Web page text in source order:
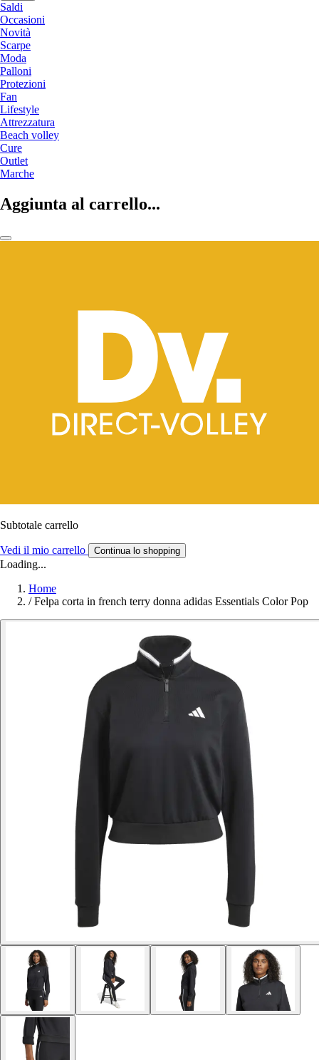
Saldi
Occasioni
Novità
Scarpe
Moda
Palloni
Protezioni
Fan
Lifestyle
Attrezzatura
Beach volley
Cure
Outlet
Marche
Aggiunta al carrello...
Subtotale carrello
Vedi il mio carrello Continua lo shopping
Loading...
Home
/ Felpa corta in french terry donna adidas Essentials Color Pop